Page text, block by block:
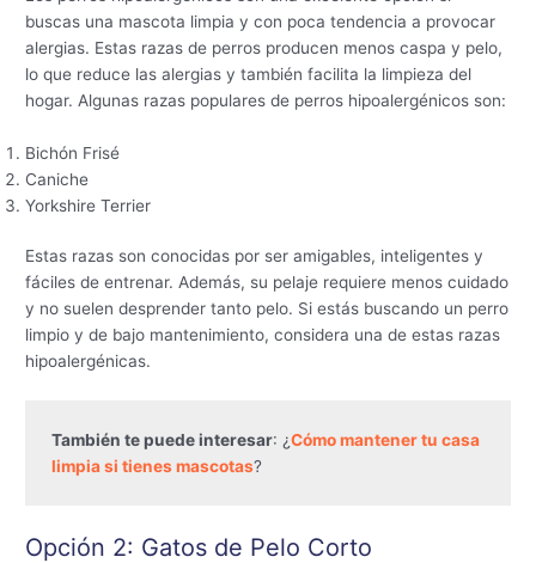
buscas una mascota limpia y con poca tendencia a provocar
alergias. Estas razas de perros producen menos caspa y pelo,
lo que reduce las alergias y también facilita la limpieza del
hogar. Algunas razas populares de perros hipoalergénicos son:
Bichón Frisé
Caniche
Yorkshire Terrier
Estas razas son conocidas por ser amigables, inteligentes y
fáciles de entrenar. Además, su pelaje requiere menos cuidado
y no suelen desprender tanto pelo. Si estás buscando un perro
limpio y de bajo mantenimiento, considera una de estas razas
hipoalergénicas.
También te puede interesar: ¿Cómo mantener tu casa
limpia si tienes mascotas?
Opción 2: Gatos de Pelo Corto